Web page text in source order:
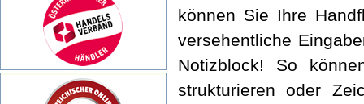
können Sie Ihre
versehentliche
Notizblock! So
strukturieren oder